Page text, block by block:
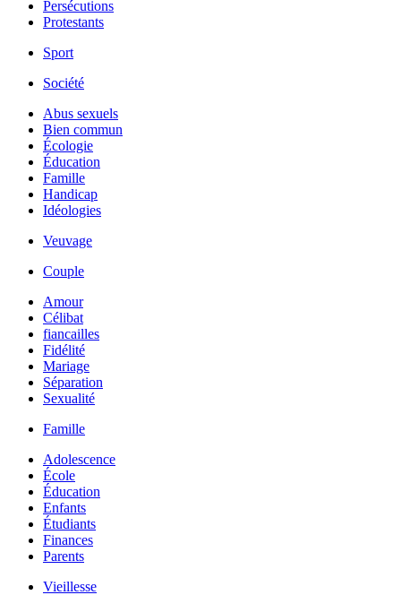
Persécutions
Protestants
Sport
Société
Abus sexuels
Bien commun
Écologie
Éducation
Famille
Handicap
Idéologies
Veuvage
Couple
Amour
Célibat
fiancailles
Fidélité
Mariage
Séparation
Sexualité
Famille
Adolescence
École
Éducation
Enfants
Étudiants
Finances
Parents
Vieillesse